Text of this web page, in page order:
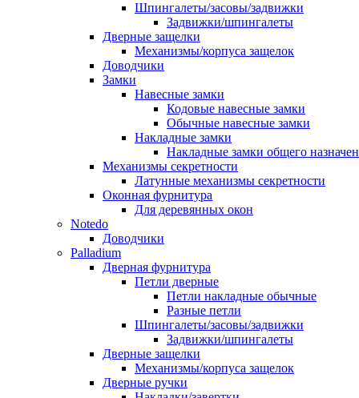
Шпингалеты/засовы/задвижки
Задвижки/шпингалеты
Дверные защелки
Механизмы/корпуса защелок
Доводчики
Замки
Навесные замки
Кодовые навесные замки
Обычные навесные замки
Накладные замки
Накладные замки общего
Механизмы секретности
Латунные механизмы секретности
Оконная фурнитура
Для деревянных окон
Notedo
Доводчики
Palladium
Дверная фурнитура
Петли дверные
Петли накладные обычные
Разные петли
Шпингалеты/засовы/задвижки
Задвижки/шпингалеты
Дверные защелки
Механизмы/корпуса защелок
Дверные ручки